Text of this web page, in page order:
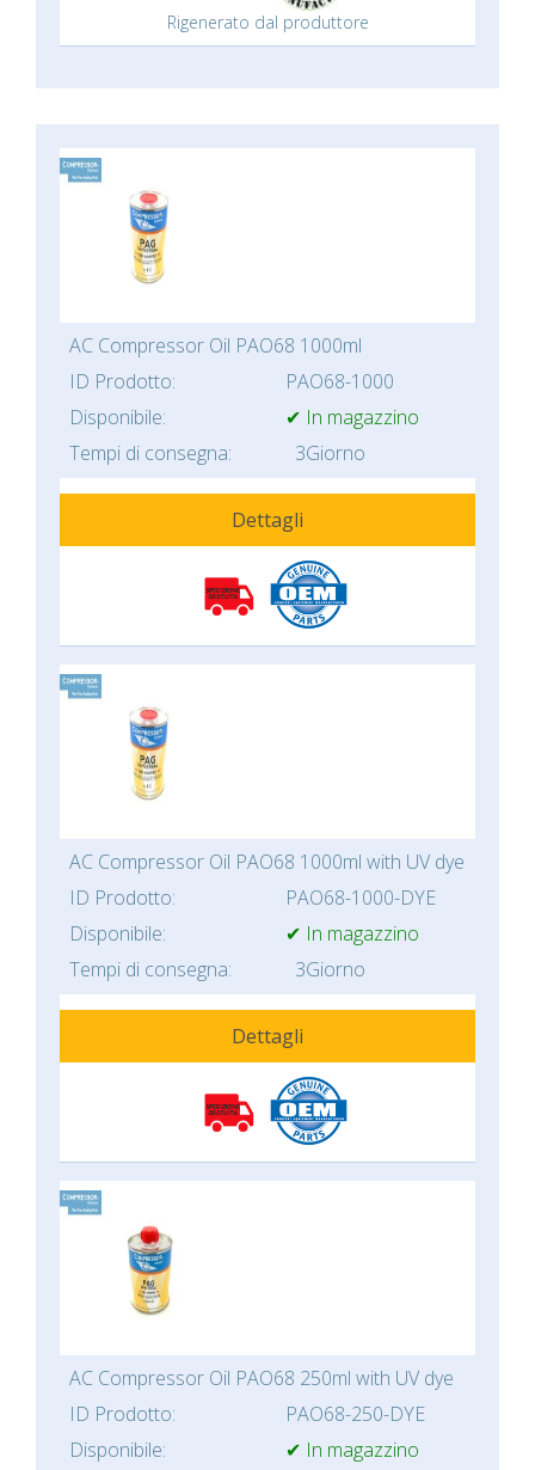
Rigenerato dal produttore
AC Compressor Oil PAO68 1000ml
ID Prodotto:
PAO68-1000
Disponibile:
✔ In magazzino
Tempi di consegna:
3Giorno
Dettagli
AC Compressor Oil PAO68 1000ml with UV dye
ID Prodotto:
PAO68-1000-DYE
Disponibile:
✔ In magazzino
Tempi di consegna:
3Giorno
Dettagli
AC Compressor Oil PAO68 250ml with UV dye
ID Prodotto:
PAO68-250-DYE
Disponibile:
✔ In magazzino